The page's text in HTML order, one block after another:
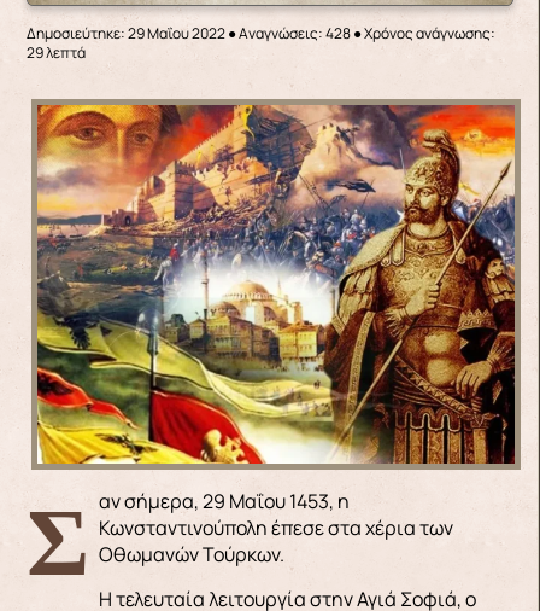
Δημοσιεύτηκε: 29 Μαΐου 2022●Αναγνώσεις: 428● Χρόνος ανάγνωσης:
29 λεπτά
Σαν σήμερα, 29 Μαΐου 1453, η Κωνσταντινούπολη έπεσε στα χέρια των
Οθωμανών Τούρκων.
Η τελευταία λειτουργία στην Αγιά Σοφιά, ο